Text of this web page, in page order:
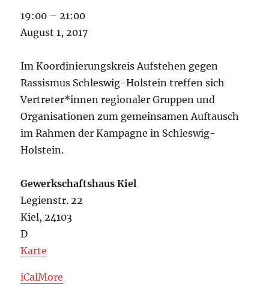
Treffen
des
Schleswig-
Holstein
19:00 –21:00
August 1, 2017
Im Koordinierungskreis Aufstehen gegen
Rassismus Schleswig-Holstein treffen sich
Vertreter*innen regionaler Gruppen und
Organisationen zum gemeinsamen Auftausch
im Rahmen der Kampagne in Schleswig-
Holstein.
Gewerkschaftshaus Kiel
Legienstr. 22
Kiel,24103
D
Karte
iCalMore